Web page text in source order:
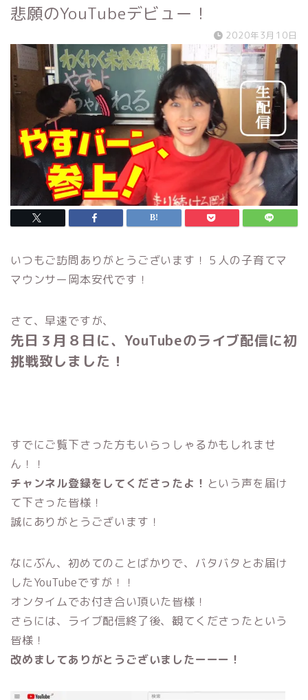
悲願のYouTubeデビュー！
2020年3月10日
いつもご訪問ありがとうございます！５人の子育てマ
マウンサー岡本安代です！
さて、早速ですが、
先日３月８日に、YouTubeのライブ配信に初
挑戦致しました！
すでにご覧下さった方もいらっしゃるかもしれませ
ん！！
チャンネル登録をしてくださったよ！ という声を届け
て下さった皆様！
誠にありがとうございます！
なにぶん、初めてのことばかりで、バタバタとお届け
したYouTubeですが！！
オンタイムでお付き合い頂いた皆様！
さらには、ライブ配信終了後、観てくださったという
皆様！
改めましてありがとうございましたーーー！